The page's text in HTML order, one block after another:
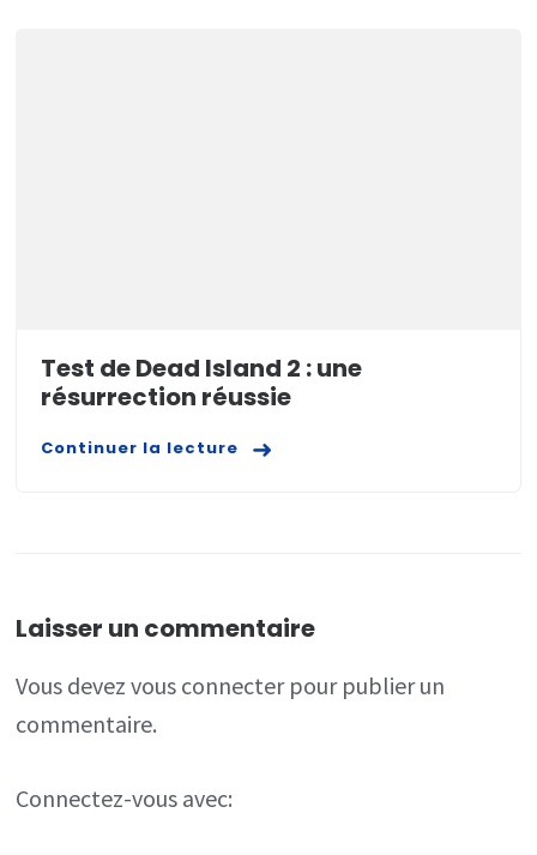
Test de Dead Island 2 : une
résurrection réussie
Continuer la lecture
Laisser un commentaire
Vous devezvous connecterpour publier un
commentaire.
Connectez-vous avec: